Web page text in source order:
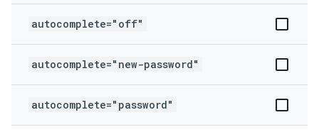
autocomplete="off"
autocomplete="new-password"
autocomplete="password"